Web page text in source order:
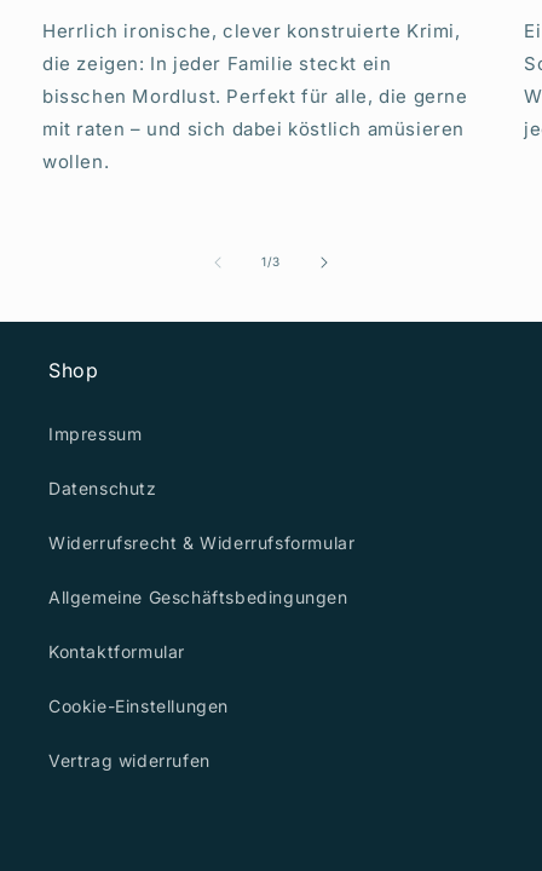
Herrlich ironische, clever konstruierte Krimi,
die zeigen: In jeder Familie steckt ein
bisschen Mordlust. Perfekt für alle, die gerne
mit raten – und sich dabei köstlich amüsieren
wollen.
1/von
3
Shop
Impressum
Datenschutz
Widerrufsrecht & Widerrufsformular
Allgemeine Geschäftsbedingungen
Kontaktformular
Cookie-Einstellungen
Vertrag widerrufen